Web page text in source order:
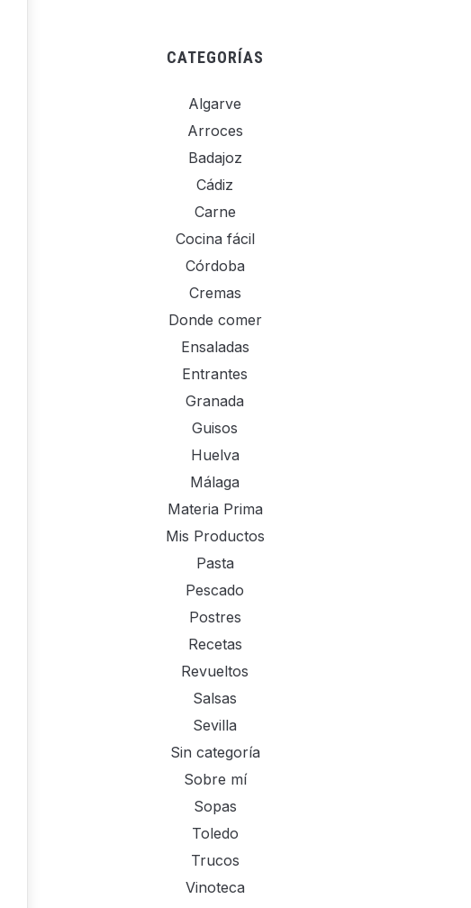
CATEGORÍAS
Algarve
Arroces
Badajoz
Cádiz
Carne
Cocina fácil
Córdoba
Cremas
Donde comer
Ensaladas
Entrantes
Granada
Guisos
Huelva
Málaga
Materia Prima
Mis Productos
Pasta
Pescado
Postres
Recetas
Revueltos
Salsas
Sevilla
Sin categoría
Sobre mí
Sopas
Toledo
Trucos
Vinoteca